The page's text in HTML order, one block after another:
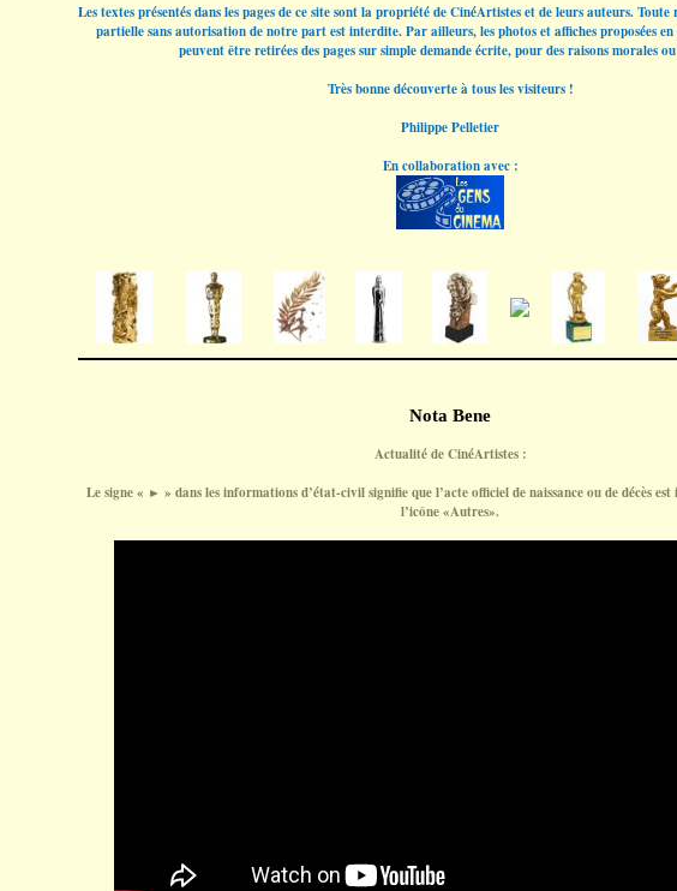
Les textes présentés dans les pages de ce site sont la propriété de CinéArtistes et de leurs auteurs.
partielle sans autorisation de notre part est interdite. Par ailleurs, les photos et affiches proposées en
peuvent être retirées des pages sur simple demande écrite, pour des raisons morales
Très bonne découverte à tous les visiteurs !
Philippe Pelletier
En collaboration avec :
Nota Bene
Actualité de CinéArtistes :
Le signe « ► » dans les informations d’état-civil signifie que l’acte officiel de naissance ou de décès est
l’icône «Autres».